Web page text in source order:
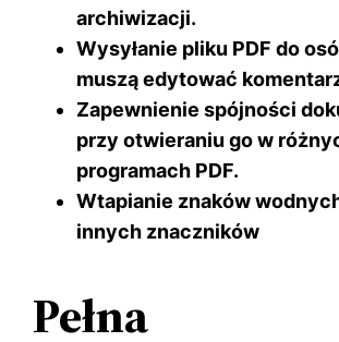
archiwizacji.
Wysyłanie pliku PDF do
muszą edytować
Zapewnienie spójności
przy otwieraniu go w
programach PDF.
Wtapianie znaków
innych znaczników
Pełna